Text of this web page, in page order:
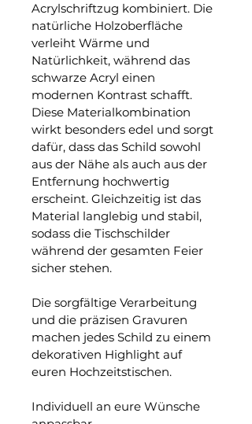
Acrylschriftzug kombiniert. Die
natürliche Holzoberfläche
verleiht Wärme und
Natürlichkeit, während das
schwarze Acryl einen
modernen Kontrast schafft.
Diese Materialkombination
wirkt besonders edel und sorgt
dafür, dass das Schild sowohl
aus der Nähe als auch aus der
Entfernung hochwertig
erscheint. Gleichzeitig ist das
Material langlebig und stabil,
sodass die Tischschilder
während der gesamten Feier
sicher stehen.
Die sorgfältige Verarbeitung
und die präzisen Gravuren
machen jedes Schild zu einem
dekorativen Highlight auf
euren Hochzeitstischen.
Individuell an eure Wünsche